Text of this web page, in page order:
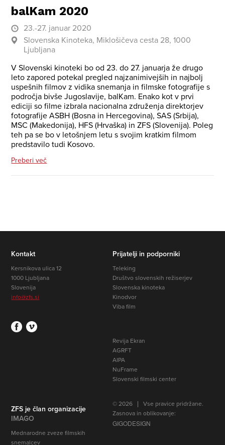
balKam 2020
23.-27. januar 2020
Slovenska Kinoteka, Miklošičeva cesta 28, 1000
Ljubljana
V Slovenski kinoteki bo od 23. do 27. januarja že drugo
leto zapored potekal pregled najzanimivejših in najbolj
uspešnih filmov z vidika snemanja in filmske fotografije s
področja bivše Jugoslavije, balKam. Enako kot v prvi
ediciji so filme izbrala nacionalna združenja direktorjev
fotografije ASBH (Bosna in Hercegovina), SAS (Srbija),
MSC (Makedonija), HFS (Hrvaška) in ZFS (Slovenija). Poleg
teh pa se bo v letošnjem letu s svojim kratkim filmom
predstavilo tudi Kosovo.
Preberi več
Kontakt
Kersnikova ulica 12
1000 Ljubljana
Slovenija
info@zfs.si
Prijatelji in podporniki
Teleking
Društvo slovenskih režiserjev
Slovenska kinoteka
Kinodvor
Viba film
Revija Ekran
AGRFT
AIPA
NuFrame
Slovenski filmski center
ZFS je član organizacije
IMAGO
Mednarodne zveze filmskih
snemalcev
© 2026 | Vse pravice pridržane.
Zasnova in oblikovanje:
GIGODESIGN